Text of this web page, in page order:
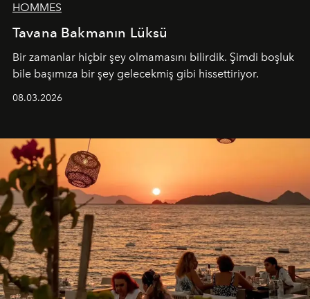
HOMMES
Tavana Bakmanın Lüksü
Bir zamanlar hiçbir şey olmamasını bilirdik. Şimdi boşluk
bile başımıza bir şey gelecekmiş gibi hissettiriyor.
08.03.2026